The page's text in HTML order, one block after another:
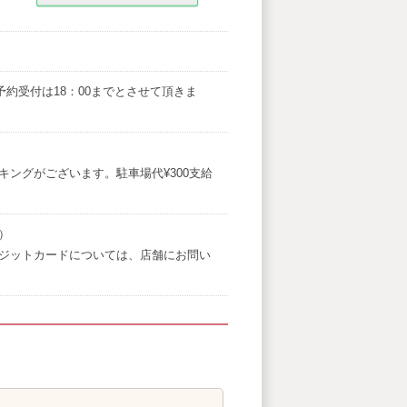
約受付は18：00までとさせて頂きま
ングがございます。駐車場代¥300支給
ットカードについては、店舗にお問い